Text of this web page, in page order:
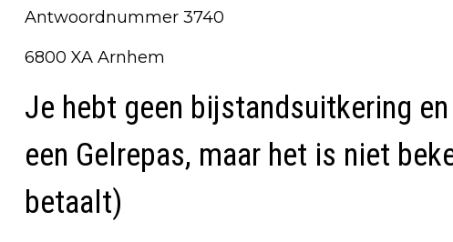
Antwoordnummer 3740
6800 XA Arnhem
Je hebt geen bijstandsuitkering
een Gelrepas, maar het is niet
betaalt)